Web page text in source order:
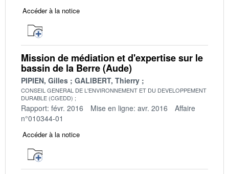
Accéder à la notice
Mission de médiation et d'expertise sur le
bassin de la Berre (Aude)
PIPIEN, Gilles GALIBERT, Thierry
CONSEIL GENERAL DE L'ENVIRONNEMENT ET DU DEVELOPPEMENT
DURABLE (CGEDD)
Rapport: févr. 2016 Mise en ligne: avr. 2016
Affaire
n°010344-01
Accéder à la notice